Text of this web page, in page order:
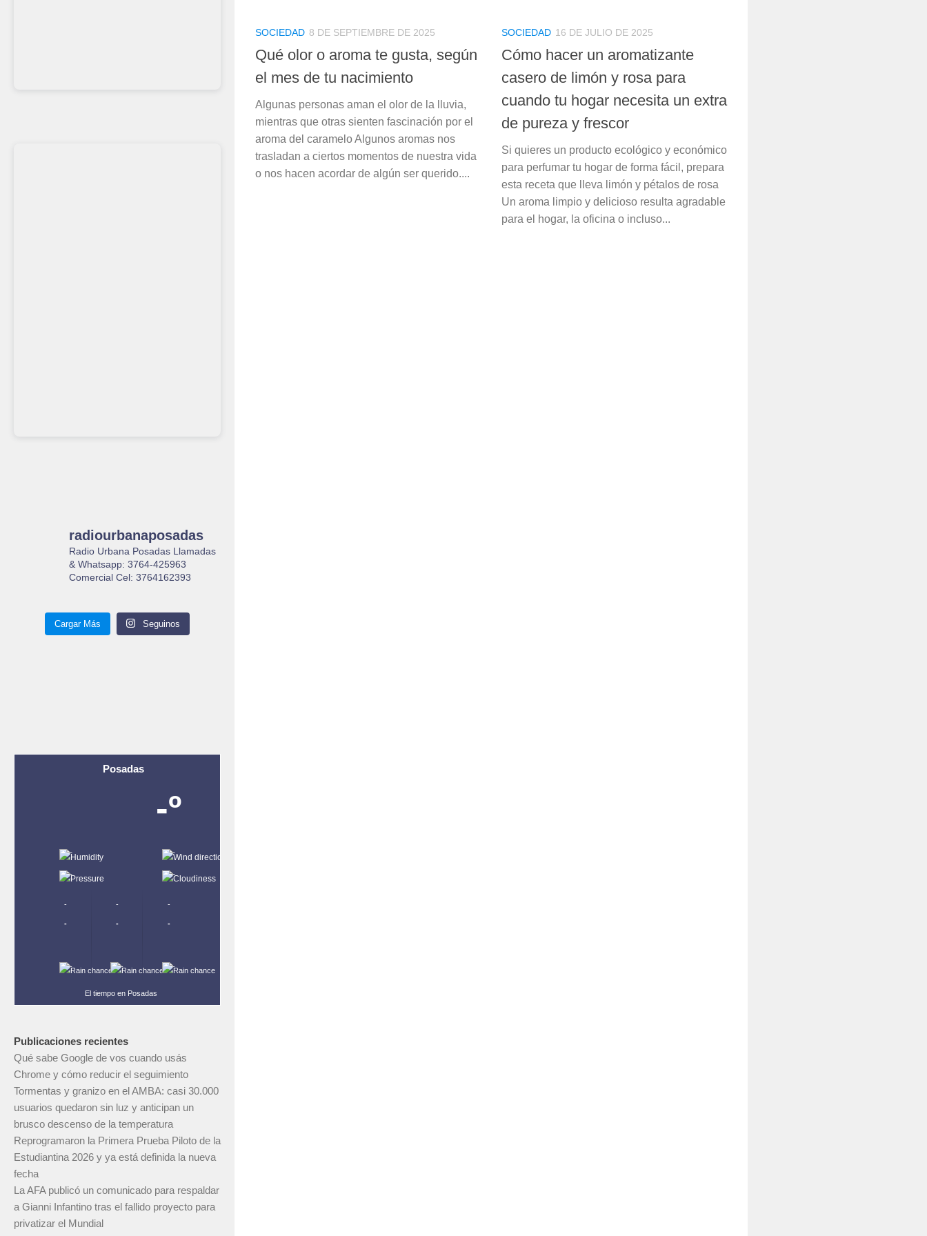
SOCIEDAD 8 DE SEPTIEMBRE DE 2025
Qué olor o aroma te gusta, según
el mes de tu nacimiento
Algunas personas aman el olor de la lluvia,
mientras que otras sienten fascinación por el
aroma del caramelo Algunos aromas nos
trasladan a ciertos momentos de nuestra vida
o nos hacen acordar de algún ser querido....
SOCIEDAD 16 DE JULIO DE 2025
Cómo hacer un aromatizante
casero de limón y rosa para
cuando tu hogar necesita un extra
de pureza y frescor
Si quieres un producto ecológico y económico
para perfumar tu hogar de forma fácil, prepara
esta receta que lleva limón y pétalos de rosa
Un aroma limpio y delicioso resulta agradable
para el hogar, la oficina o incluso...
radiourbanaposadas
Radio Urbana Posadas Llamadas
& Whatsapp: 3764-425963
Comercial Cel: 3764162393
Cargar Más Seguinos
Posadas
-º
- -
- -
-
-
-
-
-
-
-
-
-
El tiempo en Posadas
Publicaciones recientes
Qué sabe Google de vos cuando usás
Chrome y cómo reducir el seguimiento
Tormentas y granizo en el AMBA: casi 30.000
usuarios quedaron sin luz y anticipan un
brusco descenso de la temperatura
Reprogramaron la Primera Prueba Piloto de la
Estudiantina 2026 y ya está definida la nueva
fecha
La AFA publicó un comunicado para respaldar
a Gianni Infantino tras el fallido proyecto para
privatizar el Mundial